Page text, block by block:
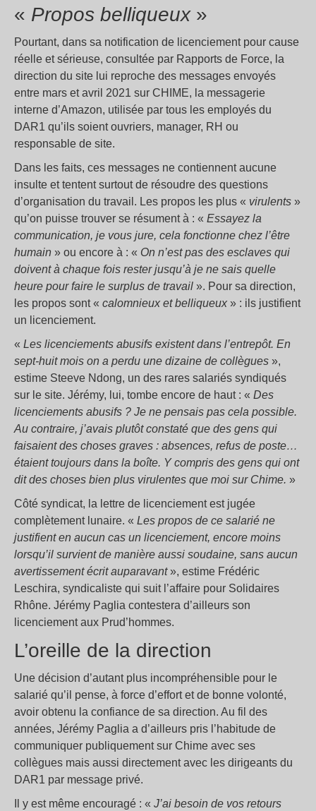
« Propos belliqueux»
Pourtant, dans sa notification de licenciement pour cause
réelle et sérieuse, consultée par Rapports de Force, la
direction du site lui reproche des messages envoyés
entre mars et avril 2021 sur CHIME, la messagerie
interne d’Amazon, utilisée par tous les employés du
DAR1 qu’ils soient ouvriers, manager, RH ou
responsable de site.
Dans les faits, ces messages ne contiennent aucune
insulte et tentent surtout de résoudre des questions
d’organisation du travail. Les propos les plus « virulents »
qu’on puisse trouver se résument à : « Essayez la
communication, je vous jure, cela fonctionne chez l’être
humain » ou encore à : « On n’est pas des esclaves qui
doivent à chaque fois rester jusqu’à je ne sais quelle
heure pour faire le surplus de travail ». Pour sa direction,
les propos sont « calomnieux et belliqueux » : ils justifient
un licenciement.
« Les licenciements abusifs existent dans l’entrepôt. En
sept-huit mois on a perdu une dizaine de collègues »,
estime Steeve Ndong, un des rares salariés syndiqués
sur le site. Jérémy, lui, tombe encore de haut : « Des
licenciements abusifs ? Je ne pensais pas cela possible.
Au contraire, j’avais plutôt constaté que des gens qui
faisaient des choses graves : absences, refus de poste…
étaient toujours dans la boîte. Y compris des gens qui ont
dit des choses bien plus virulentes que moi sur Chime. »
Côté syndicat, la lettre de licenciement est jugée
complètement lunaire. « Les propos de ce salarié ne
justifient en aucun cas un licenciement, encore moins
lorsqu’il survient de manière aussi soudaine, sans aucun
avertissement écrit auparavant», estime Frédéric
Leschira, syndicaliste qui suit l’affaire pour Solidaires
Rhône. Jérémy Paglia contestera d’ailleurs son
licenciement aux Prud’hommes.
L’oreille de la direction
Une décision d’autant plus incompréhensible pour le
salarié qu’il pense, à force d’effort et de bonne volonté,
avoir obtenu la confiance de sa direction. Au fil des
années, Jérémy Paglia a d’ailleurs pris l’habitude de
communiquer publiquement sur Chime avec ses
collègues mais aussi directement avec les dirigeants du
DAR1 par message privé.
Il y est même encouragé : « J’ai besoin de vos retours